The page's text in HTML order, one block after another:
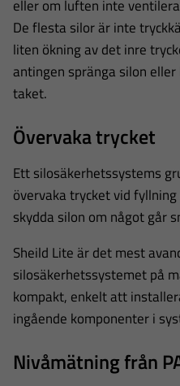
eller om luften inte
De flesta silor är inte
liten ökning av det inre
antingen spränga silon
taket.
Övervaka trycket
Ett silosäkerhetssystems
övervaka trycket vid
skydda silon om något går
Sheild Lite är det mest
silosäkerhetssystemet på
kompakt, enkelt att
ingående komponenter i
Nivåmätning från